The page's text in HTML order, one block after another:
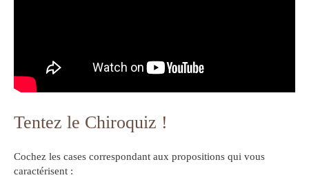
Tentez le Chiroquiz !
Cochez les cases correspondant aux propositions qui vous
caractérisent :